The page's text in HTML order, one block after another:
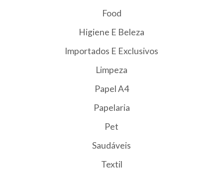
Food
Higiene E Beleza
Importados E Exclusivos
Limpeza
Papel A4
Papelaria
Pet
Saudáveis
Textil